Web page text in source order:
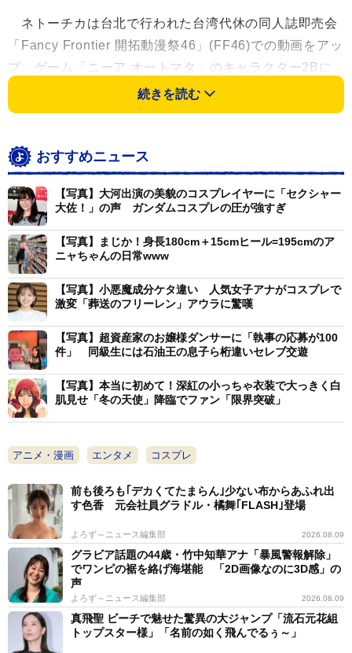
ネトーチカは台北で行われた台湾代休の同人誌即売会
「Fancy Frontier 開拓動漫祭46」(FF46)での動画をアッ
プ。ゲーム「ニーア オートマタ」のキャラクター2Bに
扮し、ネイキッド風ウエディングドレス衣装や、ネット
が印象的な黒のくノ一風衣装を披露していた。
フォロワーも「撃ち抜かれた」「かわいすぎさがめち
ゃくちゃやばすぎ」「こんなに美しくて、可愛らしい女
性が、存在するんだ！」「舞い降りた天使か！」「恋に
落ちた」とキュン死寸前。また真冬にもかかわらず体を
張ったシースルー素材に「寒くない?」「風邪引かない
で」と心配する声も上がっていた。
続きを読む
おすすめニュース
【写真】大河出演の美貌のコスプレイヤーに「セクシャー
大佐！」の声 ガンダムコスプレの圧が強すぎ
【写真】まじか！身長180cm＋15cmヒール=195cmのア
ニャちゃんの日常www
【写真】小悪魔成分ケタ違い 人気女子アナがコスプレで
激変「葬送のフリーレン」アウラに驚嘆
【写真】超資産家のお嬢様ダンサーに「執事の応募が100
件」 同級生には石油王の息子ら桁違いセレブ交遊
【写真】本当に初めて！深紅の小っちゃ衣装で大っきく白
肌見せ「冬の天使」降臨でファン「限界突破」
アニメ・漫画 エンタメ コスプレ
前も後ろも｢デカくてたまらん｣少ない布からあふれ出
す色香 元会社員グラドル・橘舞｢FLASH｣登場
よろず～ニュース編集部 2026.08.09
グラビア話題の44歳・竹中知華アナ「暴風警報解除」
でワンピの裾を絡げ海堪能 「2D画像なのに3D感」の
声
よろず～ニュース編集部 2026.08.09
真飛聖 ビーチで魅せた驚異の大ジャンプ「流石元花組
トップスター様」「名前の如く飛んでるぅ～」